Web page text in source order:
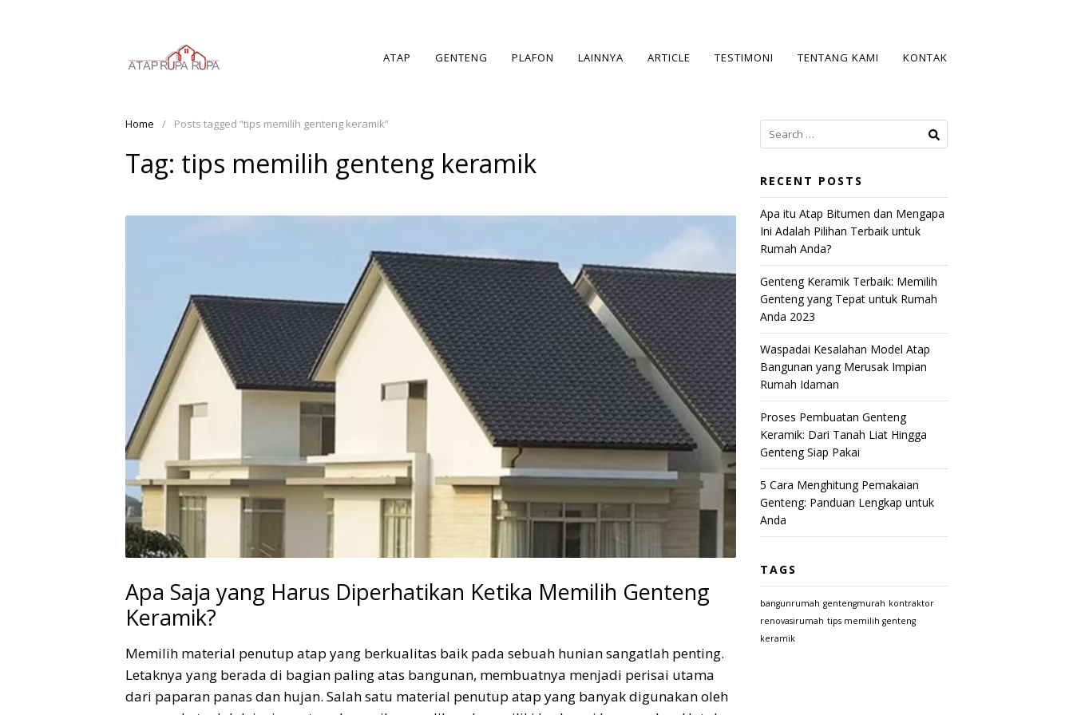
ATAP GENTENG PLAFON LAINNYA ARTICLE TESTIMONI TENTANG KAMI KONTAK
Home Posts tagged “tips memilih genteng keramik”
Tag: tips memilih genteng keramik
Apa Saja yang Harus Diperhatikan Ketika Memilih Genteng
Keramik?
Memilih material penutup atap yang berkualitas baik pada sebuah hunian sangatlah penting.
Letaknya yang berada di bagian paling atas bangunan, membuatnya menjadi perisai utama
dari paparan panas dan hujan. Salah satu material penutup atap yang banyak digunakan oleh
e
r
c
h
f
o
r
:
RECENT POSTS
Apa itu Atap Bitumen dan Mengapa
Ini Adalah Pilihan Terbaik untuk
Rumah Anda?
Genteng Keramik Terbaik: Memilih
Genteng yang Tepat untuk Rumah
Anda 2023
Waspadai Kesalahan Model Atap
Bangunan yang Merusak Impian
Rumah Idaman
Proses Pembuatan Genteng
Keramik: Dari Tanah Liat Hingga
Genteng Siap Pakai
5 Cara Menghitung Pemakaian
Genteng: Panduan Lengkap untuk
Anda
TAGS
bangunrumah gentengmurah kontraktor
renovasirumah tips memilih genteng
keramik